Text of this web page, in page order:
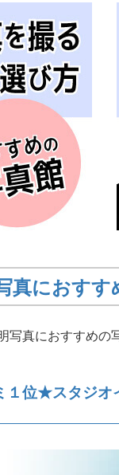
真におすす
写真におすすめの
１位★スタジ